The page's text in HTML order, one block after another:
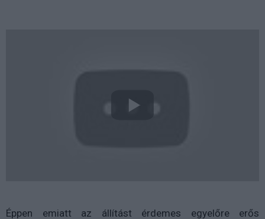
Éppen emiatt az állítást érdemes egyelőre erős